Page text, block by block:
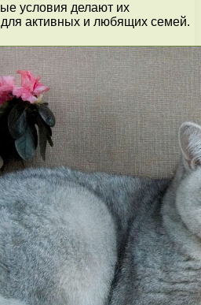
условия делают их
активных и любящих семей.